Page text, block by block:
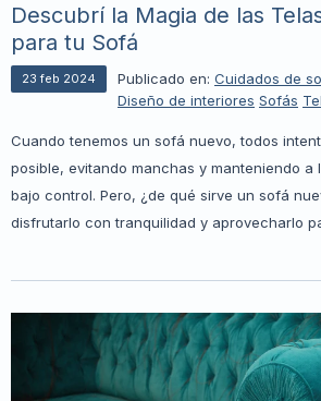
Descubrí la Magia de las
para tu Sofá
23 feb 2024 Publicado en: Cuidados de
Diseño de interiores Sofás
Cuando tenemos un sofá nuevo, todos
posible, evitando manchas y manteniendo a
bajo control. Pero, ¿de qué sirve un sofá
disfrutarlo con tranquilidad y aprovecharlo